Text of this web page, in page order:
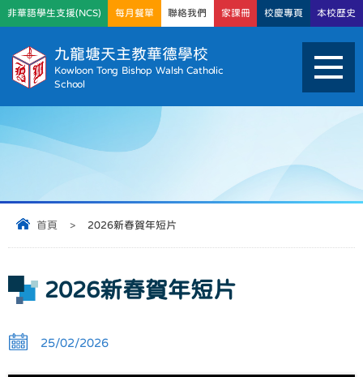
九龍塘天主教華德學校
Kowloon Tong Bishop Walsh Catholic
School
非華語學生支援(NCS) 每月餐單 聯絡我們 家課冊 校慶專頁 本校歷史
首頁 > 2026新春賀年短片
2026新春賀年短片
25/02/2026